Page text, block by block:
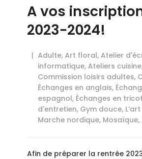
A vos
2023-2024!
Adulte, Art floral, Atelier
informatique, Ateliers cuisine
Commission loisirs adultes,
Échanges en anglais,
espagnol, Échanges en tricot
d'entretien, Gym douce,
Marche nordique, Mosaïque,
Afin de préparer la rentrée